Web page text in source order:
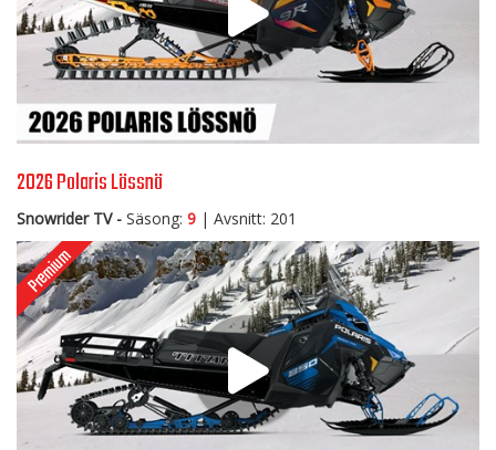
2026 Polaris Lössnö
Snowrider TV - Säsong: 9 | Avsnitt: 201